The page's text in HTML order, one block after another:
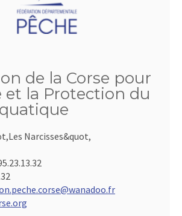
de la Corse pour
et la Protection du
Narcisses&quot,